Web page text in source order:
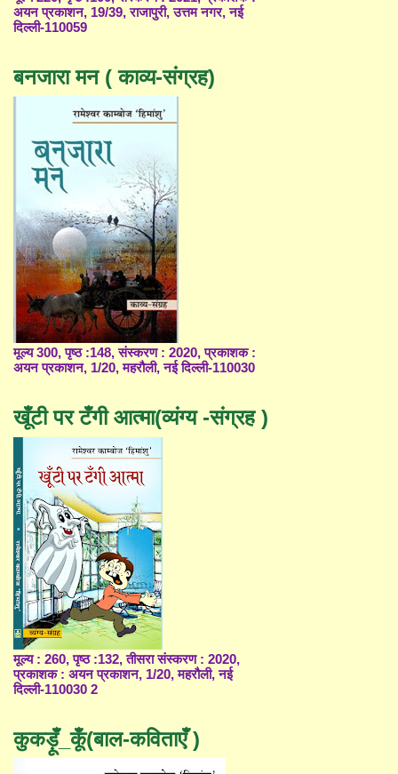
अयन प्रकाशन, 19/39, राजापुरी, उत्तम नगर, नई
दिल्ली-110059
बनजारा मन ( काव्य-संग्रह)
मूल्य 300, पृष्ठ :148, संस्करण : 2020, प्रकाशक :
अयन प्रकाशन, 1/20, महरौली, नई दिल्ली-110030
खूँटी पर टँगी आत्मा(व्यंग्य -संग्रह )
मूल्य : 260, पृष्ठ :132, तीसरा संस्करण : 2020,
प्रकाशक : अयन प्रकाशन, 1/20, महरौली, नई
दिल्ली-110030 2
कुकड़ूँ_कूँ(बाल-कविताएँ )